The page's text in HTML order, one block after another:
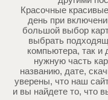
Красочные
день при
большой выбор
выбрать
компьютера, так и
нужную часть
названию, дате,
уверены, что наш
и вы найдете то, что